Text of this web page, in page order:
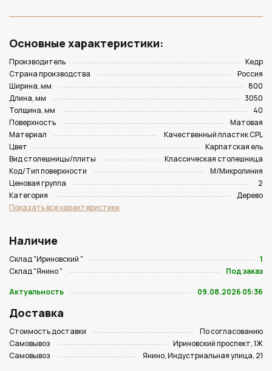
Основные характеристики:
Производитель
Кедр
Страна производства
Россия
Ширина, мм
800
Длина, мм
3050
Толщина, мм
40
Поверхность
Матовая
Материал
Качественный пластик CPL
Цвет
Карпатская ель
Вид столешницы/плиты
Классическая столешница
Код/Тип поверхности
M/Микролиния
Ценовая группа
2
Категория
Дерево
Показать все характеристики
Наличие
Склад "Ириновский "
1
Склад "Янино "
Под заказ
Актуальность
09.08.2026 05:36
Доставка
Стоимость доставки
По согласованию
Самовывоз
Ириновский проспект, 1Ж
Самовывоз
Янино, Индустриальная улица, 21